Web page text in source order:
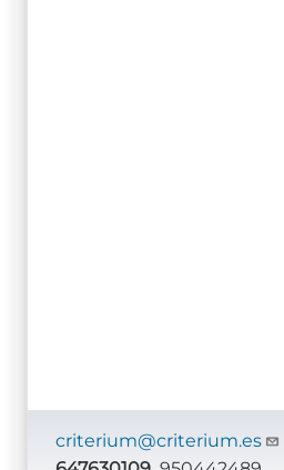
criterium@criterium.es